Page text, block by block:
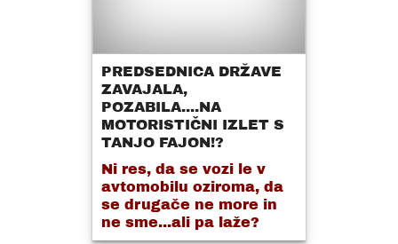
PREDSEDNICA DRŽAVE
ZAVAJALA,
POZABILA....NA
MOTORISTIČNI IZLET S
TANJO FAJON!?
Ni res, da se vozi le v
avtomobilu oziroma, da
se drugače ne more in
ne sme...ali pa laže?